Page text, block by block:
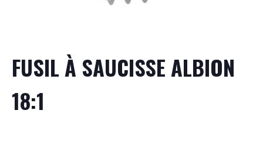
FUSIL À SAUCISSE ALBION
18:1